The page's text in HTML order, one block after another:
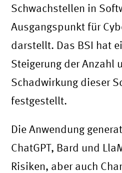
Schwachstellen in
Ausgangspunkt für
darstellt. Das BSI hat
Steigerung der Anzahl
Schadwirkung dieser
festgestellt​.
Die Anwendung
ChatGPT, Bard und
Risiken, aber auch